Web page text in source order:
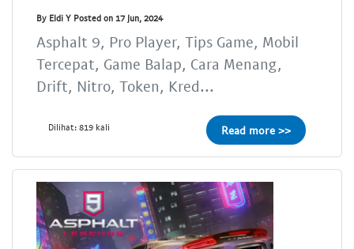
By Eldi Y Posted on 17 Jun, 2024
Asphalt 9, Pro Player, Tips Game, Mobil
Tercepat, Game Balap, Cara Menang,
Drift, Nitro, Token, Kred...
Dilihat: 819 kali Read more >>